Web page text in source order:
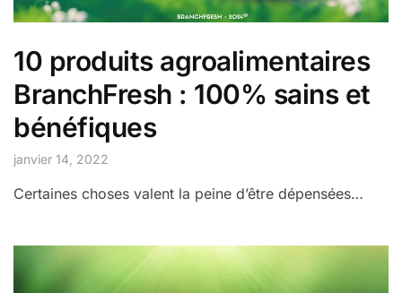
10 produits agroalimentaires
BranchFresh : 100% sains et
bénéfiques
janvier 14, 2022
Certaines choses valent la peine d’être dépensées…